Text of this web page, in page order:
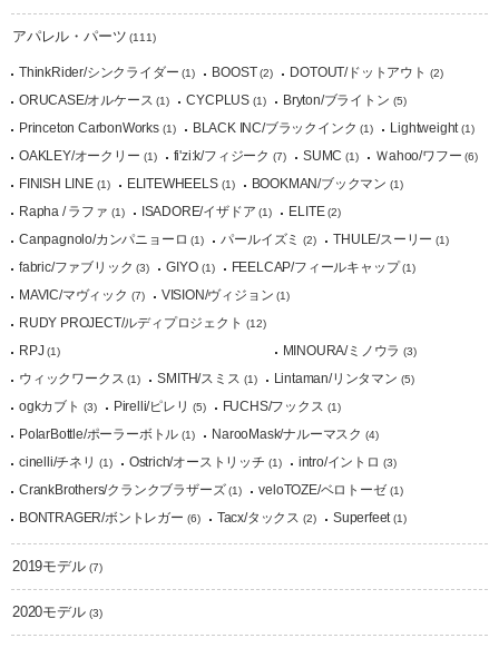
アパレル・パーツ (111)
ThinkRider/シンクライダー (1) BOOST (2) DOTOUT/ドットアウト (2)
ORUCASE/オルケース (1) CYCPLUS (1) Bryton/ブライトン (5)
Princeton CarbonWorks(1) BLACK INC/ブラックインク (1) Lightweight (1)
OAKLEY/オークリー (1) fi'zi:k/フィジーク (7) SUMC (1) Ｗahoo/ワフー (6)
FINISH LINE (1) ELITEWHEELS(1) BOOKMAN/ブックマン (1)
Rapha / ラファ (1) ISADORE/イザドア (1) ELITE (2)
Canpagnolo/カンパニョーロ (1) パールイズミ (2) THULE/スーリー (1)
fabric/ファブリック (3) GIYO(1) FEELCAP/フィールキャップ(1)
MAVIC/マヴィック (7) VISION/ヴィジョン (1)
RUDY PROJECT/ルディプロジェクト (12)
RPJ (1) MINOURA/ミノウラ (3)
ウィックワークス (1) SMITH/スミス (1) Lintaman/リンタマン (5)
ogkカブト (3) Pirelli/ピレリ (5) FUCHS/フックス (1)
PolarBottle/ポーラーボトル (1) NarooMask/ナルーマスク (4)
cinelli/チネリ (1) Ostrich/オーストリッチ (1) intro/イントロ (3)
CrankBrothers/クランクブラザーズ (1) veloTOZE/ベロトーゼ(1)
BONTRAGER/ボントレガー (6) Tacx/タックス (2) Superfeet (1)
2019モデル(7)
2020モデル(3)